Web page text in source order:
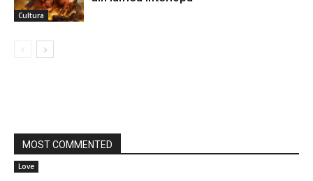
Cultura
MOST COMMENTED
Love